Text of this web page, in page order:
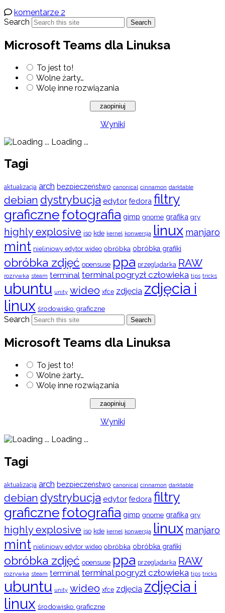
komentarze 2
Search
Search
Microsoft Teams dla Linuksa
To jest to!
Wolne żarty…
Wolę inne rozwiązania
Wyniki
Loading ...
Tagi
aktualizacja arch bezpieczeństwo canonical cinnamon darktable
debian dystrybucja edytor fedora filtry
graficznefotografia gimp gnome grafika gry
highly explosive iso kde kernel konwersja linux manjaro
mint nieliniowy edytor wideo obróbka obróbka grafiki
obróbka zdjęć opensuse ppa przeglądarka RAW
rozrywka steam terminal terminal pogryzł człowieka tips tricks
ubuntu unity wideo xfce zdjęcia zdjęcia i
linux środowisko graficzne
Search Search
Microsoft Teams dla Linuksa
To jest to!
Wolne żarty…
Wolę inne rozwiązania
Wyniki
Loading ...
Tagi
aktualizacja arch bezpieczeństwo canonical cinnamon darktable
debian dystrybucja edytor fedora filtry
graficznefotografia gimp gnome grafika gry
highly explosive iso kde kernel konwersja linux manjaro
mint nieliniowy edytor wideo obróbka obróbka grafiki
obróbka zdjęć opensuse ppa przeglądarka RAW
rozrywka steam terminal terminal pogryzł człowieka tips tricks
ubuntu unity wideo xfce zdjęcia zdjęcia i
linux środowisko graficzne